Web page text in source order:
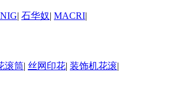
| 石华奴| MACRI|
滚筒| 丝网印花| 装饰机花滚|